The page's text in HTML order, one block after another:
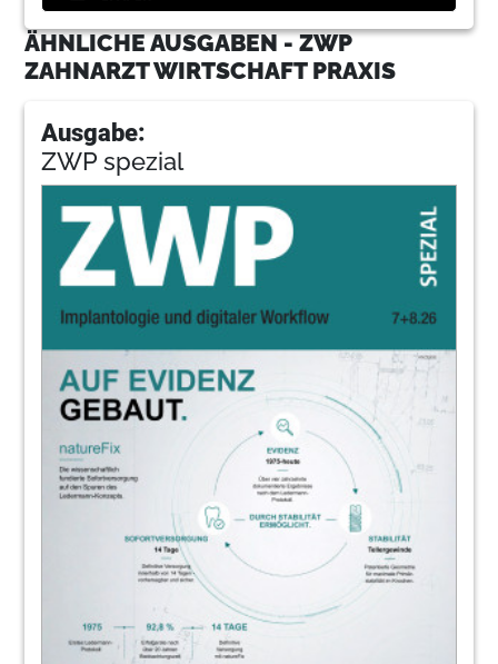
ÄHNLICHE AUSGABEN - ZWP
ZAHNARZT WIRTSCHAFT PRAXIS
Ausgabe:
ZWP spezial